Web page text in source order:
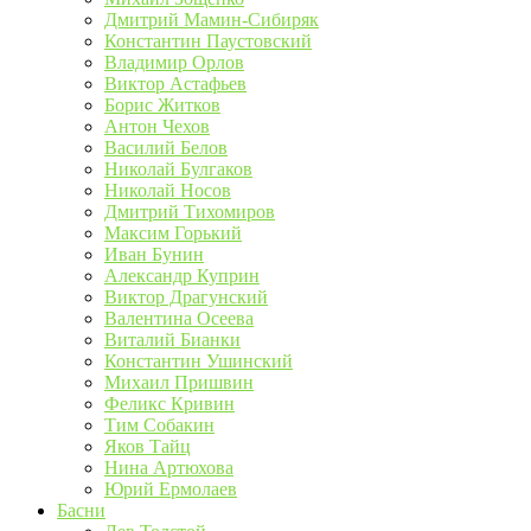
Дмитрий Мамин-Сибиряк
Константин Паустовский
Владимир Орлов
Виктор Астафьев
Борис Житков
Антон Чехов
Василий Белов
Николай Булгаков
Николай Носов
Дмитрий Тихомиров
Максим Горький
Иван Бунин
Александр Куприн
Виктор Драгунский
Валентина Осеева
Виталий Бианки
Константин Ушинский
Михаил Пришвин
Феликс Кривин
Тим Собакин
Яков Тайц
Нина Артюхова
Юрий Ермолаев
Басни